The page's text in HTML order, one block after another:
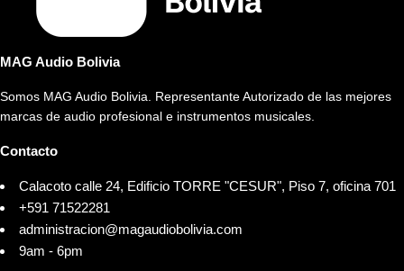
MAG Audio Bolivia
Somos MAG Audio Bolivia. Representante Autorizado de las mejores
marcas de audio profesional e instrumentos musicales.
Contacto
Calacoto calle 24, Edificio TORRE "CESUR", Piso 7, oficina 701
+591 71522281
administracion@magaudiobolivia.com
9am - 6pm